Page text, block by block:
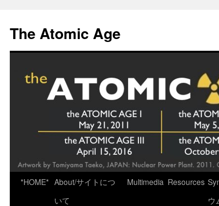
content
The Atomic Age
*HOME* About/サイトにつ
いて
Multimedia Resources
ウ